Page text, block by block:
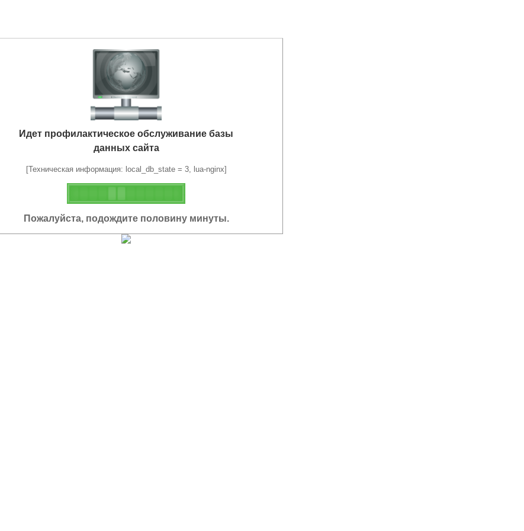
Идет профилактическое обслуживание базы
данных сайта
[Техническая информация: local_db_state = 3, lua-nginx]
Пожалуйста, подождите половину минуты.